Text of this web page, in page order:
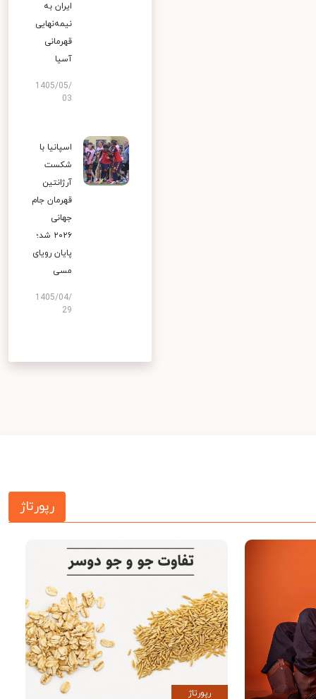
ایران به
نیمه‌نهایی
قهرمانی
آسیا
1405/05/
03
اسپانیا با
شکست
آرژانتین
قهرمان جام
جهانی
۲۰۲۶ شد؛
پایان رویای
مسی
1405/04/
29
رپورتاژ
رپورتاژ